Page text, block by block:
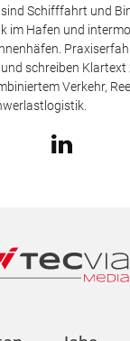
Schifffahrt und
im Hafen und
schreiben Klartext
Verkehr,